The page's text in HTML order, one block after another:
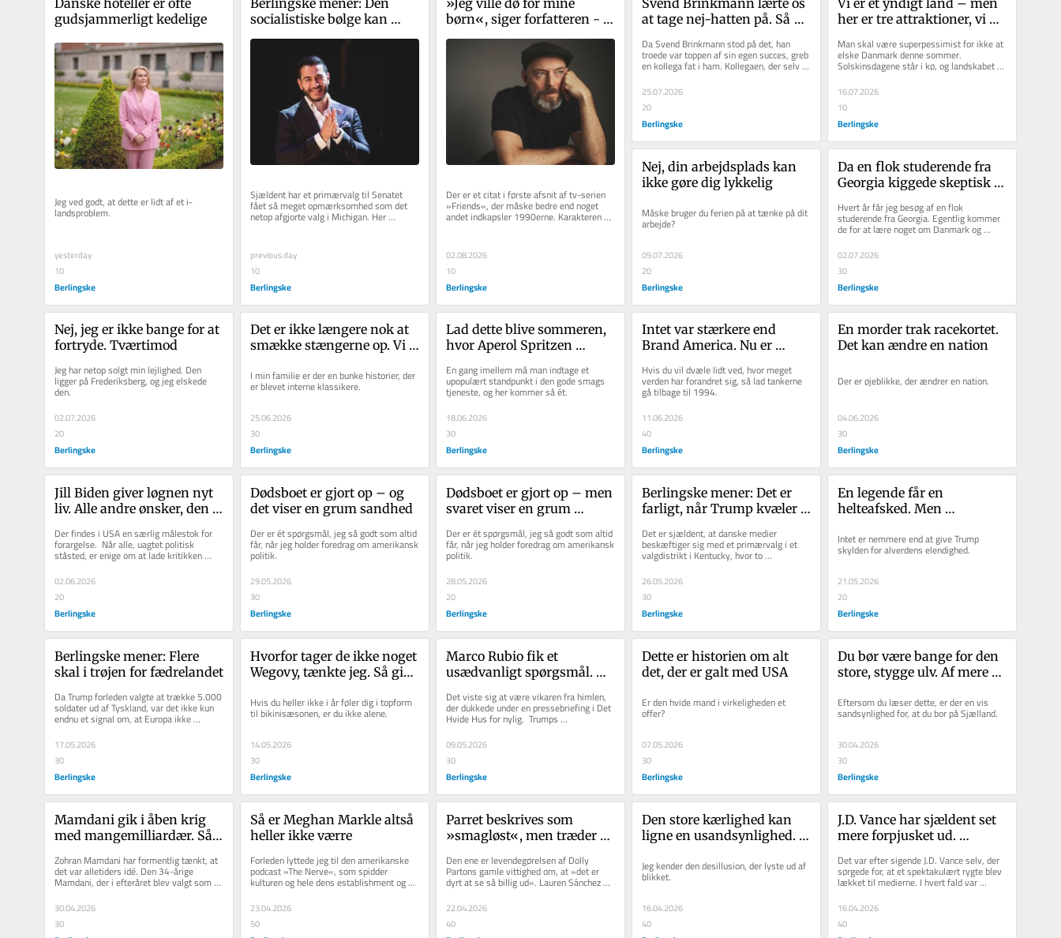
gudsjammerligt kedelige
Jeg ved godt, at dette er lidt af et i-
landsproblem.
yesterday
10
Berlingske
socialistiske bølge kan
Sjældent har et primærvalg til Senatet
fået så meget opmærksomhed som det
netop afgjorte valg i Michigan. Her
besejrede den stærkt...
previous day
10
Berlingske
børn«, siger forfatteren -
meningen med livet er
Der er et citat i første afsnit af tv-serien
»Friends«, der måske bedre end noget
andet indkapsler 1990erne. Karakteren
Monica forsøger at...
02.08.2026
10
Berlingske
at tage nej-hatten på. Så
noget andet, der skal
siges«
Da Svend Brinkmann stod på det, han
troede var toppen af sin egen succes, greb
en kollega fat i ham. Kollegaen, der selv er
en relativt kendt...
25.07.2026
20
Berlingske
her er tre attraktioner, vi
Man skal være superpessimist for ikke at
elske Danmark denne sommer.
Solskinsdagene står i kø, og landskabet
bugter sig omkring os som et...
16.07.2026
10
Berlingske
Nej, din arbejdsplads kan
ikke gøre dig lykkelig
Måske bruger du ferien på at tænke på dit
arbejde?
09.07.2026
20
Berlingske
Da en flok studerende fra
Georgia kiggede skeptisk
sandhed om USA
Hvert år får jeg besøg af en flok
studerende fra Georgia. Egentlig kommer
de for at lære noget om Danmark og
danske medier, men det er som regel...
02.07.2026
30
Berlingske
Nej, jeg er ikke bange for at
fortryde. Tværtimod
Jeg har netop solgt min lejlighed. Den
ligger på Frederiksberg, og jeg elskede
den.
02.07.2026
20
Berlingske
Det er ikke længere nok at
smække stængerne op. Vi
I min familie er der en bunke historier, der
er blevet interne klassikere.
25.06.2026
30
Berlingske
Lad dette blive sommeren,
hvor Aperol Spritzen
En gang imellem må man indtage et
upopulært standpunkt i den gode smags
tjeneste, og her kommer så ét.
18.06.2026
30
Berlingske
Intet var stærkere end
Brand America. Nu er
Hvis du vil dvæle lidt ved, hvor meget
verden har forandret sig, så lad tankerne
gå tilbage til 1994.
11.06.2026
40
Berlingske
En morder trak racekortet.
Det kan ændre en nation
Der er øjeblikke, der ændrer en nation.
04.06.2026
30
Berlingske
Jill Biden giver løgnen nyt
liv. Alle andre ønsker, den
Der findes i USA en særlig målestok for
forargelse.  Når alle, uagtet politisk
ståsted, er enige om at lade kritikken
strømme i samme retning,...
02.06.2026
20
Berlingske
Dødsboet er gjort op – og
det viser en grum sandhed
Der er ét spørgsmål, jeg så godt som altid
får, når jeg holder foredrag om amerikansk
politik.
29.05.2026
30
Berlingske
Dødsboet er gjort op – men
svaret viser en grum
Der er ét spørgsmål, jeg så godt som altid
får, når jeg holder foredrag om amerikansk
politik.
28.05.2026
20
Berlingske
Berlingske mener: Det er
farligt, når Trump kvæler
Det er sjældent, at danske medier
beskæftiger sig med et primærvalg i et
valgdistrikt i Kentucky, hvor to
republikanere forleden kæmpede om at...
26.05.2026
30
Berlingske
En legende får en
helteafsked. Men
kompliceret
Intet er nemmere end at give Trump
skylden for alverdens elendighed.
21.05.2026
20
Berlingske
Berlingske mener: Flere
skal i trøjen for fædrelandet
Da Trump forleden valgte at trække 5.000
soldater ud af Tyskland, var det ikke kun
endnu et signal om, at Europa ikke
længere kan regne med USAs...
17.05.2026
30
Berlingske
Hvorfor tager de ikke noget
Wegovy, tænkte jeg. Så gik
Hvis du heller ikke i år føler dig i topform
til bikinisæsonen, er du ikke alene.
14.05.2026
30
Berlingske
Marco Rubio fik et
usædvanligt spørgsmål.
han bliver præsident
Det viste sig at være vikaren fra himlen,
der dukkede under en pressebriefing i Det
Hvide Hus for nylig.  Trumps
pressesekretær Karoline Leavitt er...
09.05.2026
30
Berlingske
Dette er historien om alt
det, der er galt med USA
Er den hvide mand i virkeligheden et
offer?
07.05.2026
30
Berlingske
Du bør være bange for den
store, stygge ulv. Af mere
Eftersom du læser dette, er der en vis
sandsynlighed for, at du bor på Sjælland.
30.04.2026
30
Berlingske
Mamdani gik i åben krig
med mangemilliardær. Så
Zohran Mamdani har formentlig tænkt, at
det var alletiders idé. Den 34-årige
Mamdani, der i efteråret blev valgt som
den første muslimske og...
30.04.2026
30
Så er Meghan Markle altså
heller ikke værre
Forleden lyttede jeg til den amerikanske
podcast »The Nerve«, som spidder
kulturen og hele dens establishment og –
som der står i beskrivelsen...
23.04.2026
50
Parret beskrives som
»smagløst«, men træder
magtmekka. De rige er
færdige med at sige
Den ene er levendegørelsen af Dolly
Partons gamle vittighed om, at »det er
dyrt at se så billig ud«. Lauren Sánchez
Bezos, der er gift med...
22.04.2026
40
Den store kærlighed kan
ligne en usandsynlighed.
Jeg kender den desillusion, der lyste ud af
blikket.
16.04.2026
40
J.D. Vance har sjældent set
mere forpjusket ud.
næppe her
Det var efter sigende J.D. Vance selv, der
sørgede for, at et spektakulært rygte blev
lækket til medierne. I hvert fald var
16.04.2026
40